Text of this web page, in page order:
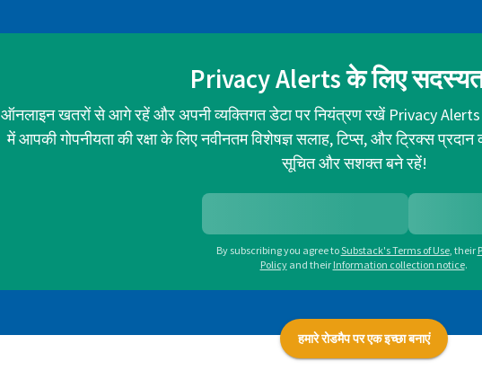
Privacy Alerts के लिए
ऑनलाइन खतरों से आगे रहें और अपनी व्यक्तिगत डेटा पर नियंत्रण रखें Privacy Alerts
में आपकी गोपनीयता की रक्षा के लिए नवीनतम विशेषज्ञ सलाह, टिप्स, और ट्रिक्स
सूचित और सशक्त बने रहें!
By subscribing you agree toSubstack's Terms of Use, their
Policy and their Information collection notice.
हमारे रोडमैप पर एक इच्छा बनाएं